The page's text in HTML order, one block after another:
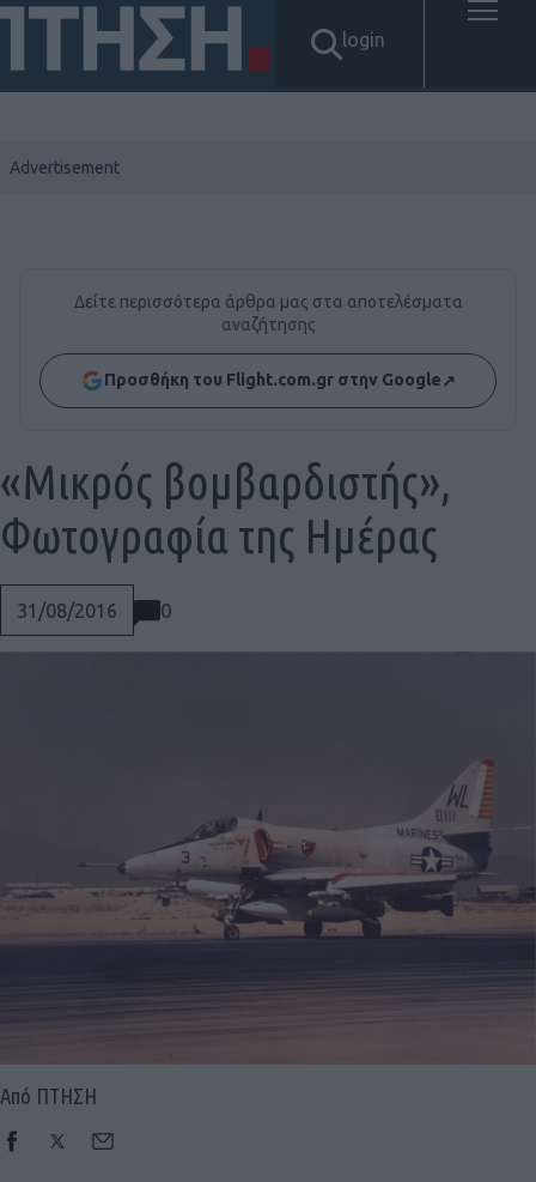
login
Δείτε περισσότερα άρθρα μας στα αποτελέσματα
αναζήτησης
Προσθήκη του Flight.com.gr στην Google↗
31/08/2016 0
«Μικρός βομβαρδιστής»,
Φωτογραφία της Ημέρας
Από ΠΤΗΣΗ